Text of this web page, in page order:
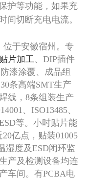
护等功能，如果充
间切断充电电流。
位于安徽宿州。专
片加工、DIP插件
漆涂覆、成品组
条高端SMT生产
线，8条组装生产
、ISO13485、
等。小时贴片能
亿点，贴装01005
湿度及ESD闭环监
产及检测设备均连
车间。有PCBA电